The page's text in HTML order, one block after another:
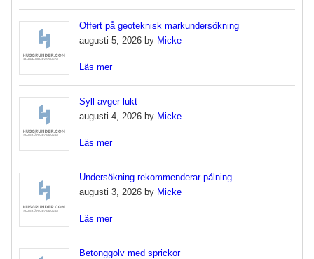
Offert på geoteknisk markundersökning
augusti 5, 2026 by Micke
Läs mer
Syll avger lukt
augusti 4, 2026 by Micke
Läs mer
Undersökning rekommenderar pålning
augusti 3, 2026 by Micke
Läs mer
Betonggolv med sprickor